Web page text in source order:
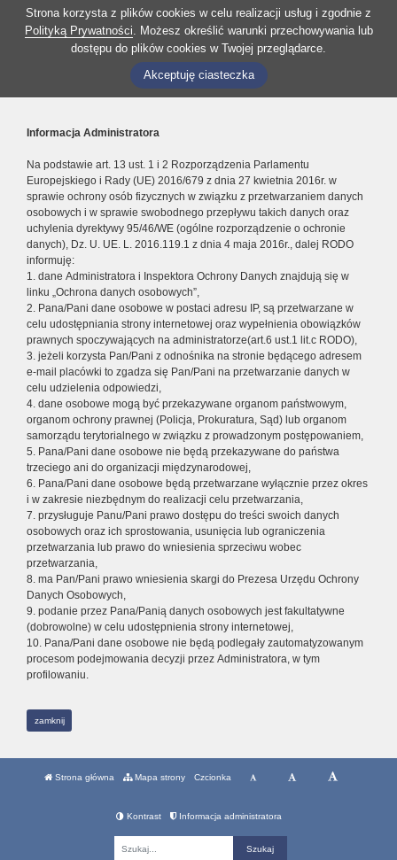
Strona korzysta z plików cookies w celu realizacji usług i zgodnie z
Polityką Prywatności. Możesz określić warunki przechowywania lub
dostępu do plików cookies w Twojej przeglądarce.
Akceptuję ciasteczka
Informacja Administratora
Na podstawie art. 13 ust. 1 i 2 Rozporządzenia Parlamentu
Europejskiego i Rady (UE) 2016/679 z dnia 27 kwietnia 2016r. w
sprawie ochrony osób fizycznych w związku z przetwarzaniem danych
osobowych i w sprawie swobodnego przepływu takich danych oraz
uchylenia dyrektywy 95/46/WE (ogólne rozporządzenie o ochronie
danych), Dz. U. UE. L. 2016.119.1 z dnia 4 maja 2016r., dalej RODO
informuję:
1. dane Administratora i Inspektora Ochrony Danych znajdują się w
linku „Ochrona danych osobowych”,
2. Pana/Pani dane osobowe w postaci adresu IP, są przetwarzane w
celu udostępniania strony internetowej oraz wypełnienia obowiązków
prawnych spoczywających na administratorze(art.6 ust.1 lit.c RODO),
3. jeżeli korzysta Pan/Pani z odnośnika na stronie będącego adresem
e-mail placówki to zgadza się Pan/Pani na przetwarzanie danych w
celu udzielenia odpowiedzi,
4. dane osobowe mogą być przekazywane organom państwowym,
organom ochrony prawnej (Policja, Prokuratura, Sąd) lub organom
samorządu terytorialnego w związku z prowadzonym postępowaniem,
5. Pana/Pani dane osobowe nie będą przekazywane do państwa
trzeciego ani do organizacji międzynarodowej,
6. Pana/Pani dane osobowe będą przetwarzane wyłącznie przez okres
i w zakresie niezbędnym do realizacji celu przetwarzania,
7. przysługuje Panu/Pani prawo dostępu do treści swoich danych
osobowych oraz ich sprostowania, usunięcia lub ograniczenia
przetwarzania lub prawo do wniesienia sprzeciwu wobec
przetwarzania,
8. ma Pan/Pani prawo wniesienia skargi do Prezesa Urzędu Ochrony
Danych Osobowych,
9. podanie przez Pana/Panią danych osobowych jest fakultatywne
(dobrowolne) w celu udostępnienia strony internetowej,
10. Pana/Pani dane osobowe nie będą podlegały zautomatyzowanym
procesom podejmowania decyzji przez Administratora, w tym
profilowaniu.
zamknij
Strona główna Mapa strony Czcionka
Kontrast Informacja administratora